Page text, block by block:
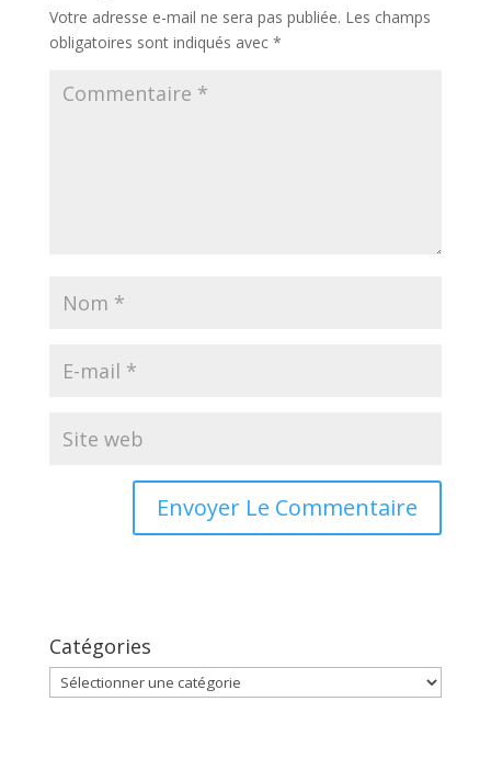
Votre adresse e-mail ne sera pas publiée. Les champs
obligatoires sont indiqués avec *
Catégories
Catégories